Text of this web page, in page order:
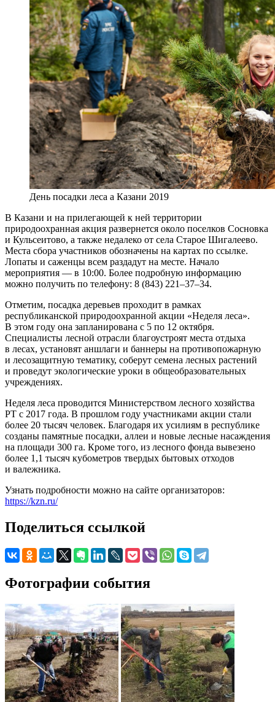
День посадки леса а Казани 2019
В Казани и на прилегающей к ней территории
природоохранная акция развернется около поселков Сосновка
и Кульсеитово, а также недалеко от села Старое Шигалеево.
Места сбора участников обозначены на картах по ссылке.
Лопаты и саженцы всем раздадут на месте. Начало
мероприятия — в 10:00. Более подробную информацию
можно получить по телефону: 8 (843) 221–37–34.
Отметим, посадка деревьев проходит в рамках
республиканской природоохранной акции «Неделя леса».
В этом году она запланирована с 5 по 12 октября.
Специалисты лесной отрасли благоустроят места отдыха
в лесах, установят аншлаги и баннеры на противопожарную
и лесозащитную тематику, соберут семена лесных растений
и проведут экологические уроки в общеобразовательных
учреждениях.
Неделя леса проводится Министерством лесного хозяйства
РТ с 2017 года. В прошлом году участниками акции стали
более 20 тысяч человек. Благодаря их усилиям в республике
созданы памятные посадки, аллеи и новые лесные насаждения
на площади 300 га. Кроме того, из лесного фонда вывезено
более 1,1 тысяч кубометров твердых бытовых отходов
и валежника.
Узнать подробности можно на сайте организаторов:
https://kzn.ru/
Поделиться ссылкой
Фотографии события